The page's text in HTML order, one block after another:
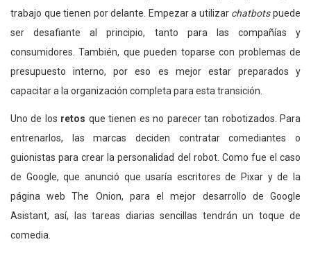
trabajo que tienen por delante. Empezar a utilizar chatbotspuede
ser desafiante al principio, tanto para las compañías y
consumidores. También, que pueden toparse con problemas de
presupuesto interno, por eso es mejor estar preparados y
capacitar a la organización completa para esta transición.
Uno de los retos que tienen es no parecer tan robotizados. Para
entrenarlos, las marcas deciden contratar comediantes o
guionistas para crear la personalidad del robot. Como fue el caso
de Google, que anunció que usaría escritores de Pixar y de la
página web The Onion, para el mejor desarrollo de Google
Asistant, así, las tareas diarias sencillas tendrán un toque de
comedia.